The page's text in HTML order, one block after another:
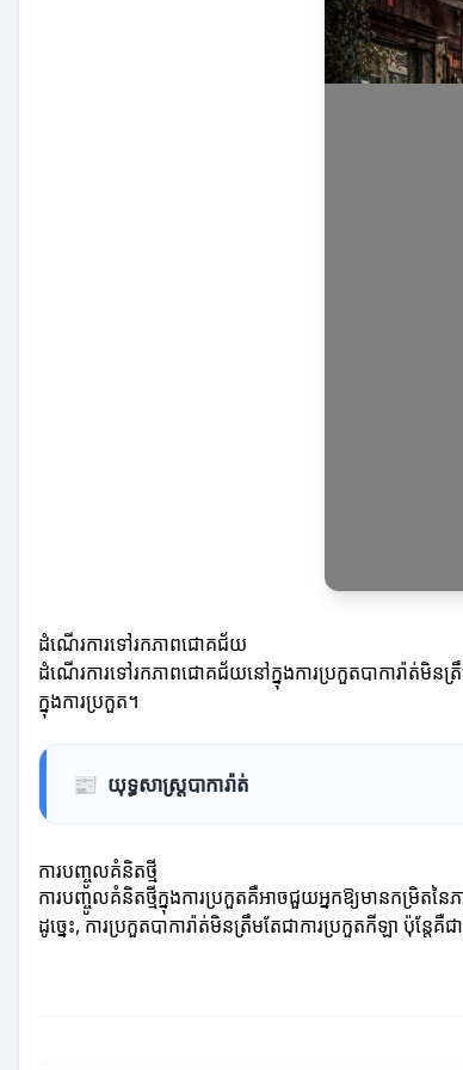
ដំណើរការទៅរកភាពជោគជ័យ
ដំណើរការទៅរកភាពជោគជ័យនៅក្នុងការប្រកួតបាការ៉ាត់មិន
ក្នុងការប្រកួត។
📰 យុទ្ធសាស្ត្របាការ៉ាត់
ការបញ្ចូលគំនិតថ្មី
ការបញ្ចូលគំនិតថ្មីក្នុងការប្រកួតគឺអាចជួយអ្នកឱ្យមានកម្រិតន
ដូច្នេះ, ការប្រកួតបាការ៉ាត់មិនត្រឹមតែជាការប្រកួតកីឡា ប៉ុន្ត